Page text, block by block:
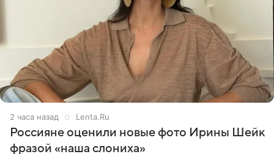
2 часа назад Lenta.Ru
Россияне оценили новые фото Ирины Шейк
фразой «наша слониха»